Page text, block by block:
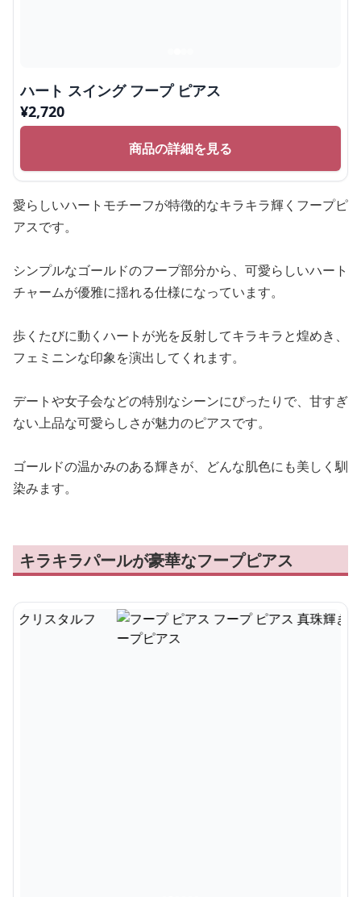
ハート スイング フープ ピアス
¥2,720
商品の詳細を見る
愛らしいハートモチーフが特徴的なキラキラ輝くフープピ
アスです。
シンプルなゴールドのフープ部分から、可愛らしいハート
チャームが優雅に揺れる仕様になっています。
歩くたびに動くハートが光を反射してキラキラと煌めき、
フェミニンな印象を演出してくれます。
デートや女子会などの特別なシーンにぴったりで、甘すぎ
ない上品な可愛らしさが魅力のピアスです。
ゴールドの温かみのある輝きが、どんな肌色にも美しく馴
染みます。
キラキラパールが豪華なフープピアス